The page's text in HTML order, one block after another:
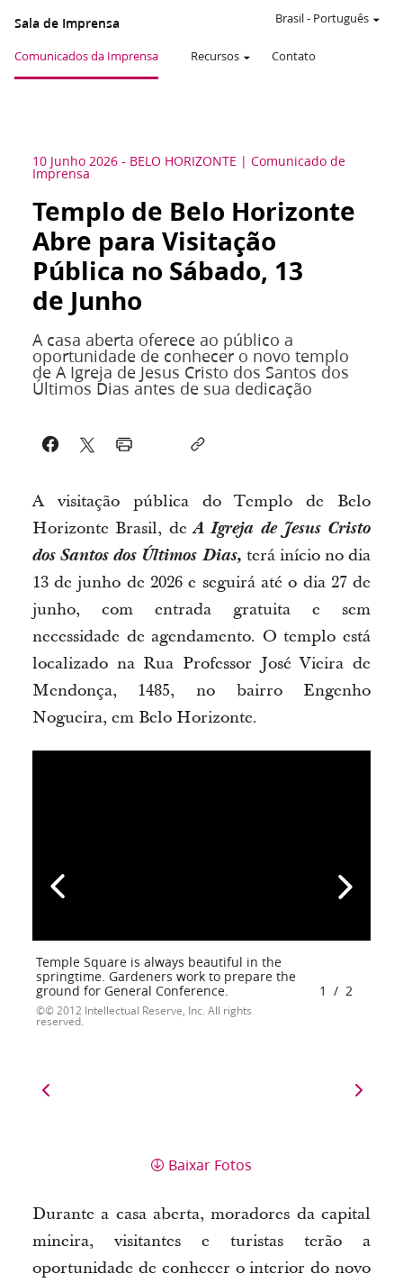
Sala de Imprensa
Comunicados da Imprensa Recursos Contato
Brasil- Português
10 Junho 2026 - BELO HORIZONTE Comunicado de
Imprensa
Templo de Belo Horizonte
Abre para Visitação
Pública no Sábado, 13
de Junho
A casa aberta oferece ao público a
oportunidade de conhecer o novo templo
de A Igreja de Jesus Cristo dos Santos dos
Últimos Dias antes de sua dedicação
A visitação pública do Templo de Belo
Horizonte Brasil, deA Igreja de Jesus Cristo
dos Santos dos Últimos Dias, terá início no dia
13 de junho de 2026 e seguirá até o dia 27 de
junho, com entrada gratuita e sem
necessidade de agendamento. O templo está
localizado na Rua Professor José Vieira de
Mendonça, 1485, no bairro Engenho
Nogueira, em Belo Horizonte.
Temple Square is always beautiful in the
springtime. Gardeners work to prepare the
ground for General Conference.
© 2012 Intellectual Reserve, Inc. All rights
reserved.
1 / 2
Baixar Fotos
Durante a casa aberta, moradores da capital
mineira, visitantes e turistas terão a
oportunidade de conhecer o interior do novo